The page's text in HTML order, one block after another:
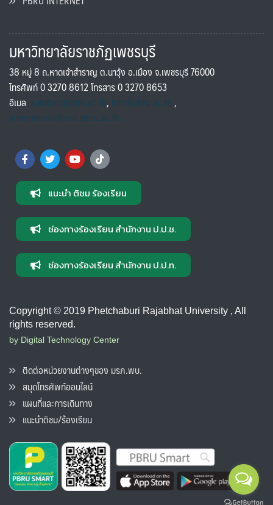
มหาวิทยาลัยราชภัฏเพชรบุรี
38 หมู่ 8 ถ.หาดเจ้าสำราญ ต.นาวุ้ง อ.เมือง จ.เพชรบุรี 76000
โทรศัพท์ 0 3270 8612 โทรสาร 0 3270 8653
อีเมล saraban@pbru.ac.th, info@pbru.ac.th,
international@mail.pbru.ac.th
แนะนำ ติชม ร้องเรียน
ช่องทางร้องเรียน สำนักงาน ป.ป.ช.
ช่องทางร้องเรียน สำนักงาน ป.ป.ท.
Copyright © 2019 Phetchaburi Rajabhat University , All
rights reserved.
by Digital Technology Center
ติดต่อหน่วยงานต่างๆของ มรภ.พบ.
สมุดโทรศัพท์ออนไลน์
แผนที่และการเดินทาง
แนะนำติชม/ร้องเรียน